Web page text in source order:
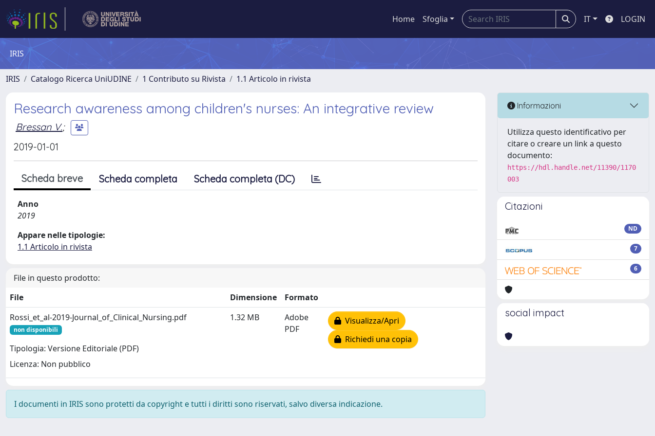
Home Sfoglia IT LOGIN
IRIS
IRIS Catalogo Ricerca UniUDINE 1 Contributo su Rivista 1.1 Articolo in rivista
Research awareness among children's nurses: An integrative review
Bressan V.;
2019-01-01
Scheda breve Scheda completa Scheda completa (DC)
Anno
2019
Appare nelle tipologie:
1.1 Articolo in rivista
File in questo prodotto:
File
Dimensione
Formato
Rossi_et_al-2019-Journal_of_Clinical_Nursing.pdf
non disponibili
Tipologia: Versione Editoriale (PDF)
Licenza: Non pubblico
1.32 MB
Adobe
PDF
Visualizza/Apri
Richiedi una copia
I documenti in IRIS sono protetti da copyright e tutti i diritti sono riservati, salvo diversa indicazione.
Informazioni
Utilizza questo identificativo per
citare o creare un link a questo
documento:
https://hdl.handle.net/11390/1170
003
Citazioni
ND
7
6
social impact